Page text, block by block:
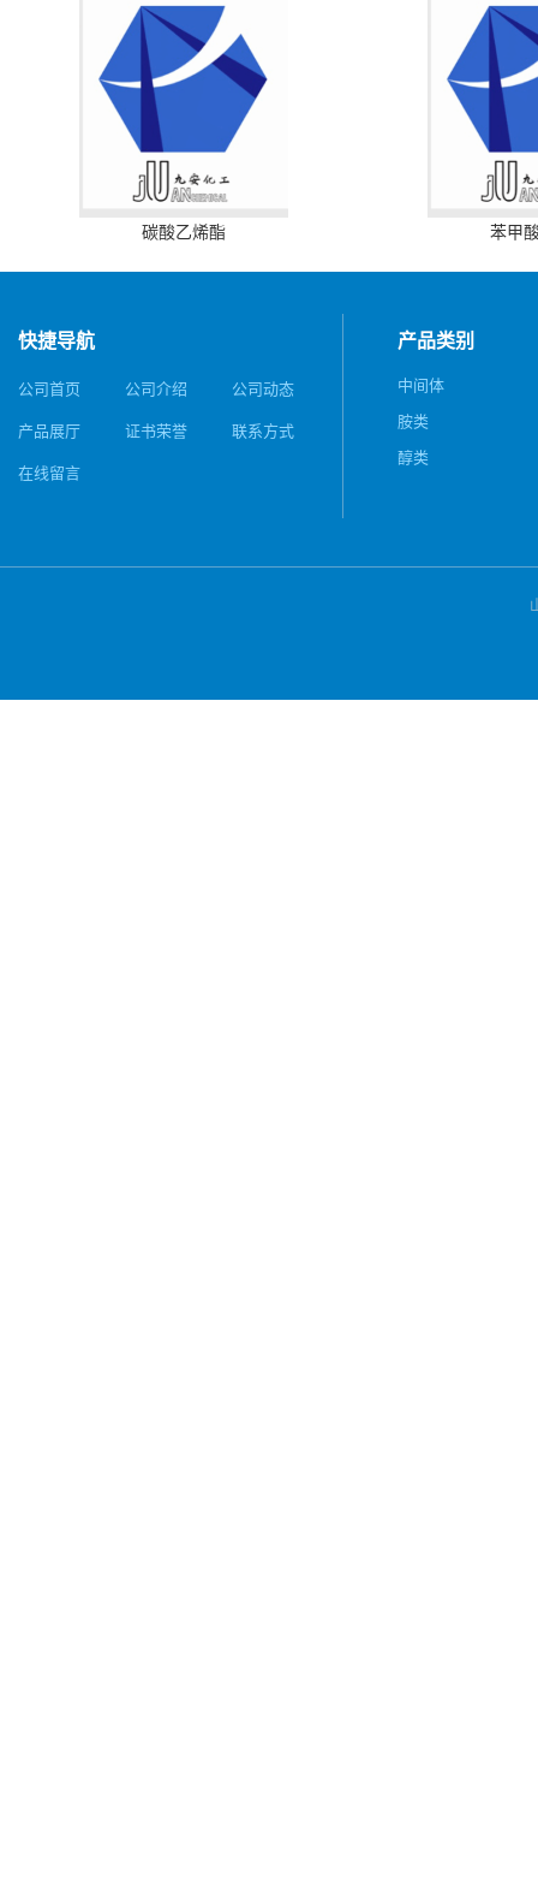
碳酸乙烯酯 苯甲
快捷导航
公司首页 公司介绍 公司动态
产品展厅 证书荣誉 联系方式
在线留言
产品类别
中间体
胺类
醇类